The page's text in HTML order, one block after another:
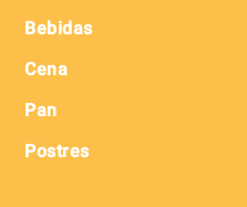
Bebidas
Cena
Pan
Postres